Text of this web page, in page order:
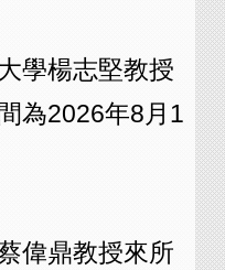
學楊志堅教授
為2026年8月1
偉鼎教授來所